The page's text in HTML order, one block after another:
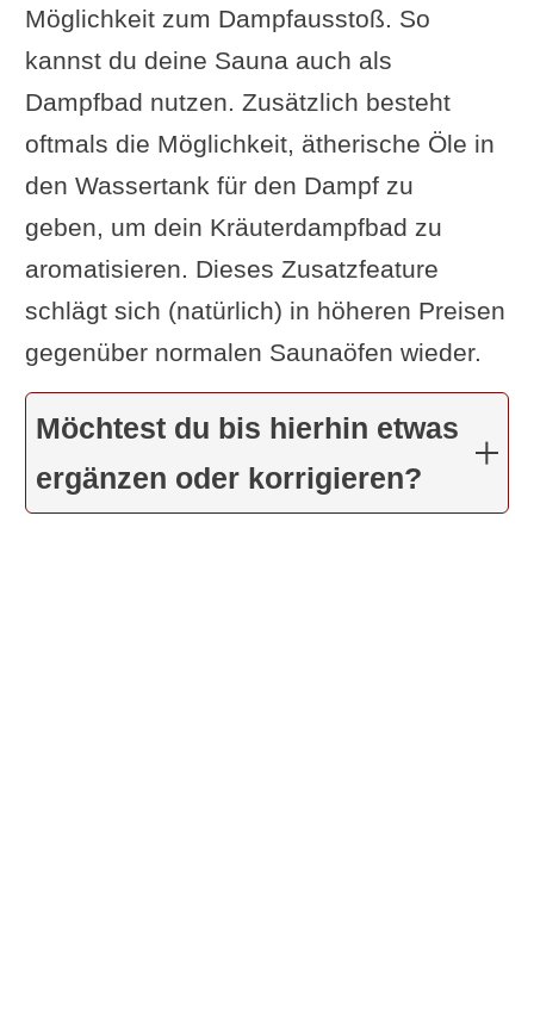
Möglichkeit zum Dampfausstoß. So
kannst du deine Sauna auch als
Dampfbad nutzen. Zusätzlich besteht
oftmals die Möglichkeit, ätherische Öle in
den Wassertank für den Dampf zu
geben, um dein Kräuterdampfbad zu
aromatisieren. Dieses Zusatzfeature
schlägt sich (natürlich) in höheren Preisen
gegenüber normalen Saunaöfen wieder.
Möchtest du bis hierhin etwas
ergänzen oder korrigieren?